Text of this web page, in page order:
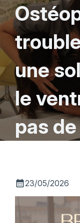
une
le
pas
calendar_month23/05/2026